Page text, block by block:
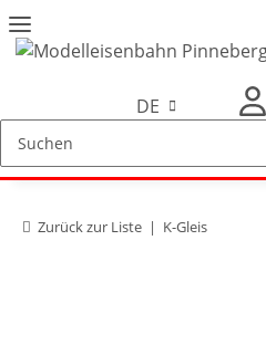
DE
Zurück zur Liste K-Gleis